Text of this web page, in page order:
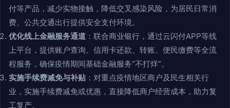
付等产品，减少实物接触，降低交叉感染风险，为居民日常消
费、公共交通出行提供安全支付环境。
优化线上金融服务通道 ：联合商业银行，通过云闪付APP等线
上平台，提供账户查询、信用卡还款、转账、便民缴费等全流
程服务，确保疫情期间基础金融服务“不打烊”。
实施手续费减免与补贴：对重点疫情地区商户及民生相关行
业，实施手续费减免或优惠，直接降低商户经营成本，助力复
工复产。